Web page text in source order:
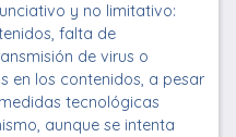
y no limitativo:
falta de
de virus o
en los contenidos, a pesar
tecnológicas
aunque se intenta